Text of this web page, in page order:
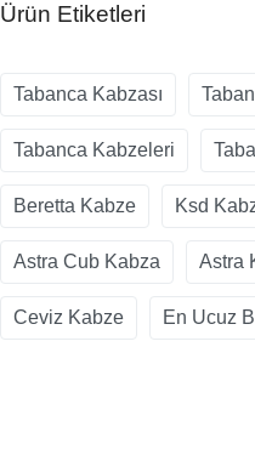
Ürün Etiketleri
Tabanca Kabzası
Tabanca Kabzeleri
Beretta Kabze Ksd
Astra Cub Kabza Astra
Ceviz Kabze En Ucuz